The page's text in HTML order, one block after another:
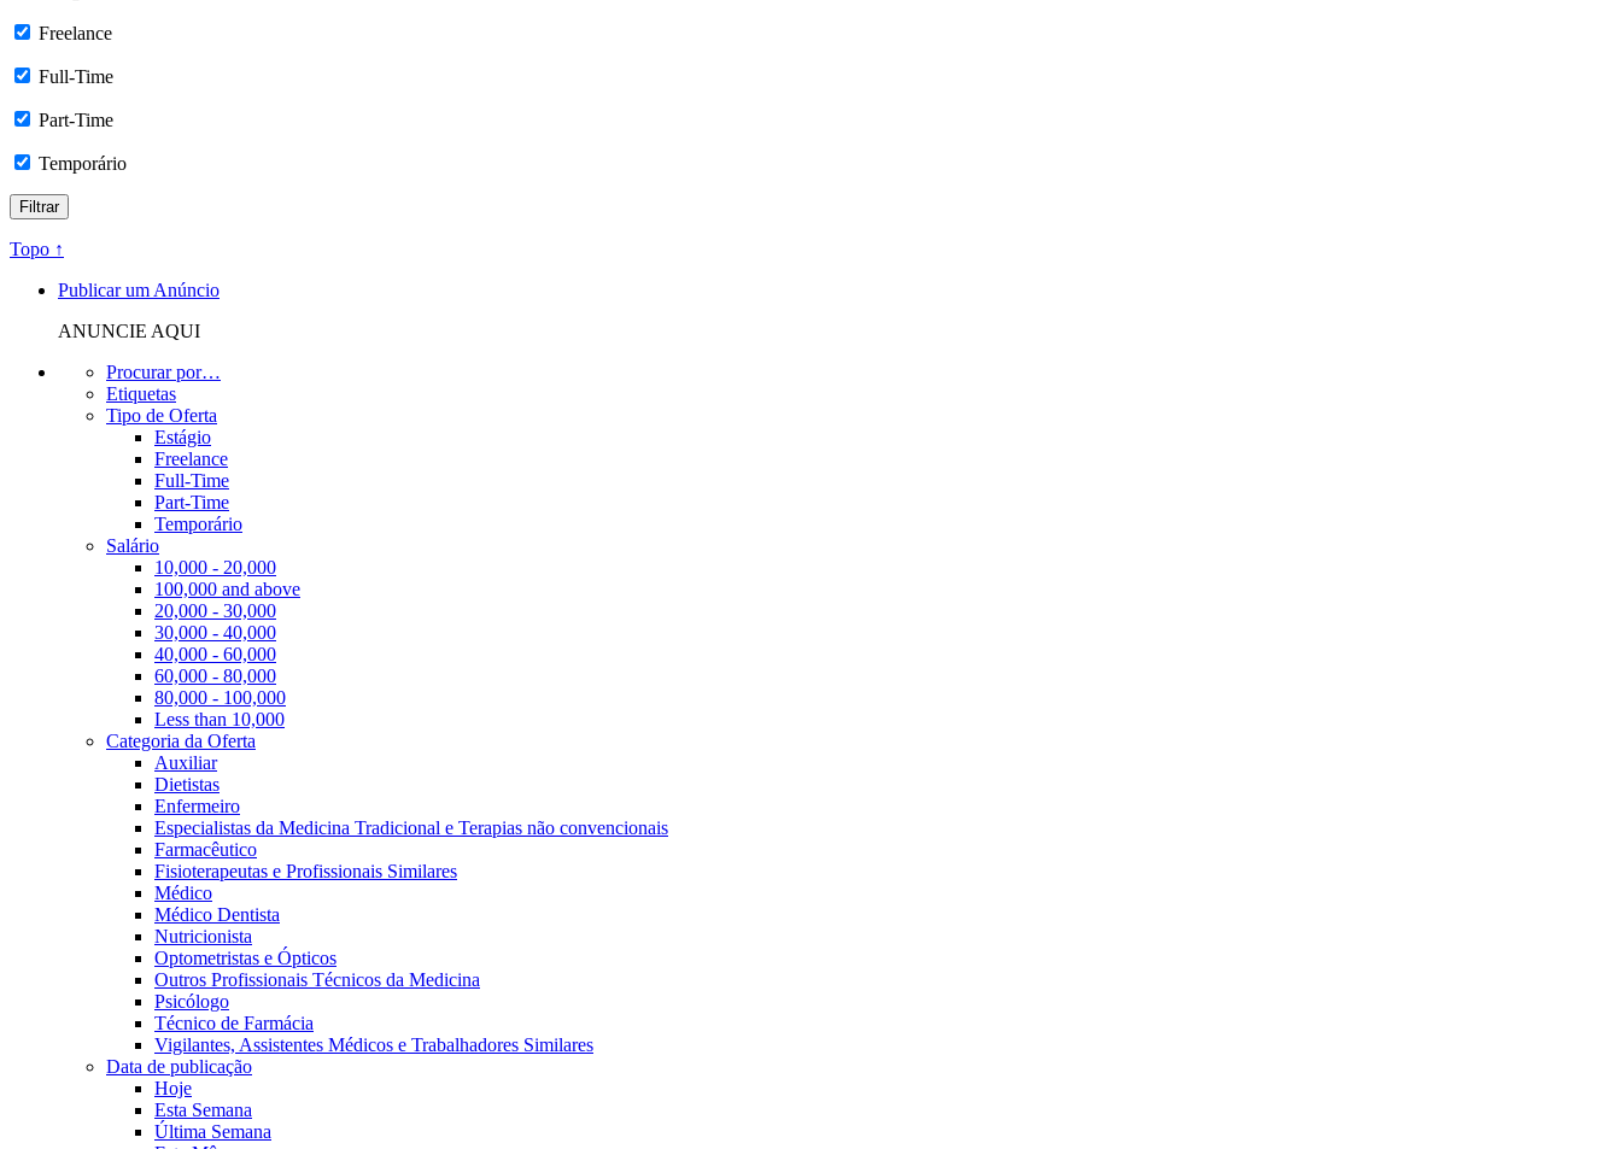
Freelance
Full-Time
Part-Time
Temporário
Topo ↑
Publicar um Anúncio
ANUNCIE AQUI
Procurar por…
Etiquetas
Tipo de Oferta
Estágio
Freelance
Full-Time
Part-Time
Temporário
Salário
10,000 - 20,000
100,000 and above
20,000 - 30,000
30,000 - 40,000
40,000 - 60,000
60,000 - 80,000
80,000 - 100,000
Less than 10,000
Categoria da Oferta
Auxiliar
Dietistas
Enfermeiro
Especialistas da Medicina Tradicional e Terapias não convencionais
Farmacêutico
Fisioterapeutas e Profissionais Similares
Médico
Médico Dentista
Nutricionista
Optometristas e Ópticos
Outros Profissionais Técnicos da Medicina
Psicólogo
Técnico de Farmácia
Vigilantes, Assistentes Médicos e Trabalhadores Similares
Data de publicação
Hoje
Esta Semana
Última Semana